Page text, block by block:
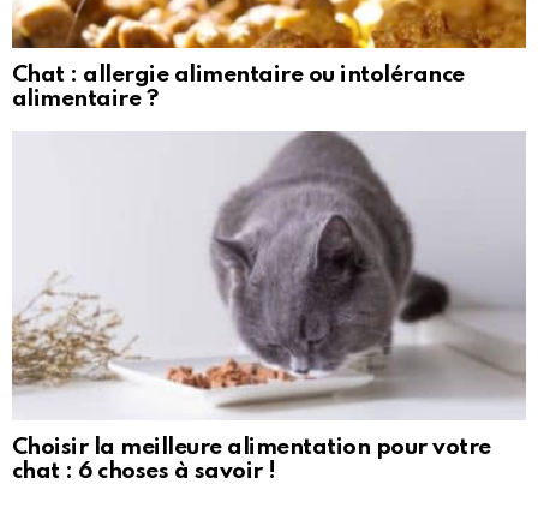
Chat : allergie alimentaire ou intolérance
alimentaire ?
Choisir la meilleure alimentation pour votre
chat : 6 choses à savoir !